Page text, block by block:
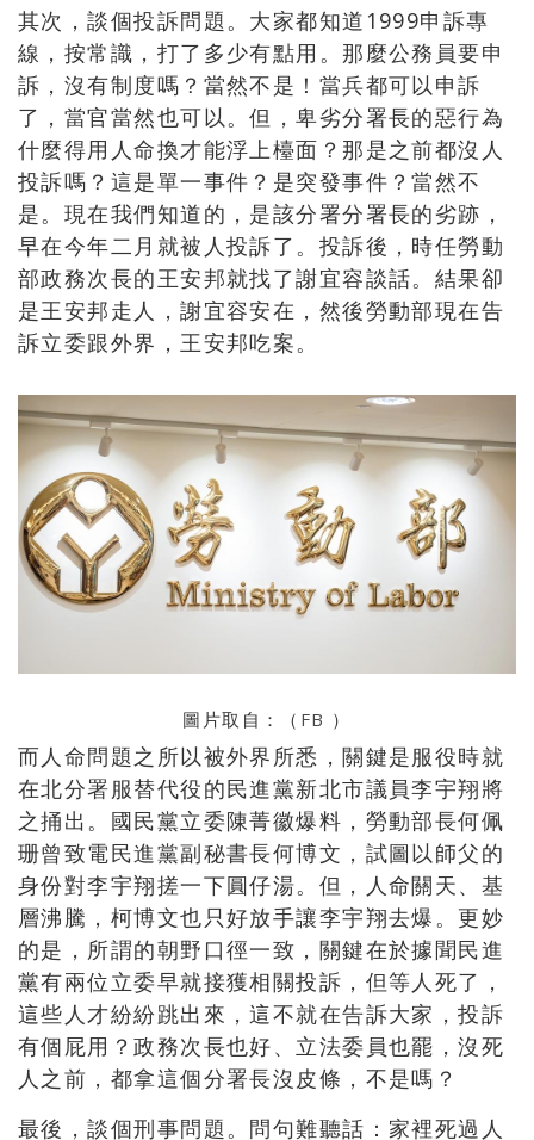
其次，談個投訴問題。大家都知道 1999申訴專
線，按常識，打了多少有點用。那麼公務員要申
訴，沒有制度嗎？當然不是！當兵都可以申訴
了，當官當然也可以。但，卑劣分署長的惡行為
什麼得用人命換才能浮上檯面？那是之前都沒人
投訴嗎？這是單一事件？是突發事件？當然不
是。現在我們知道的，是該分署分署長的劣跡，
早在今年二月就被人投訴了。投訴後，時任勞動
部政務次長的王安邦就找了謝宜容談話。結果卻
是王安邦走人，謝宜容安在，然後勞動部現在告
訴立委跟外界，王安邦吃案。
圖片取自：（ FB ）
而人命問題之所以被外界所悉，關鍵是服役時就
在北分署服替代役的民進黨新北市議員李宇翔將
之捅出。國民黨立委陳菁徽爆料，勞動部長何佩
珊曾致電民進黨副秘書長何博文，試圖以師父的
身份對李宇翔搓一下圓仔湯。但，人命關天、基
層沸騰，柯博文也只好放手讓李宇翔去爆。更妙
的是，所謂的朝野口徑一致，關鍵在於據聞民進
黨有兩位立委早就接獲相關投訴，但等人死了，
這些人才紛紛跳出來，這不就在告訴大家，投訴
有個屁用？政務次長也好、立法委員也罷，沒死
人之前，都拿這個分署長沒皮條，不是嗎？
最後，談個刑事問題。問句難聽話：家裡死過人